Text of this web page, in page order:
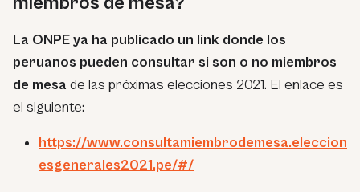
La ONPE ya ha publicado un link donde los
peruanos pueden consultar si son o no miembros
de mesa de las próximas elecciones 2021. El enlace es
el siguiente:
https://www.consultamiembrodemesa.eleccion
esgenerales2021.pe/#/